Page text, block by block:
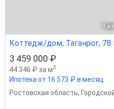
1
Коттедж/дом, Таганрог, 78
3 459 000 ₽
44 346 ₽ за м2
Ипотека от 16 573 ₽ в месяц
Ростовская область,